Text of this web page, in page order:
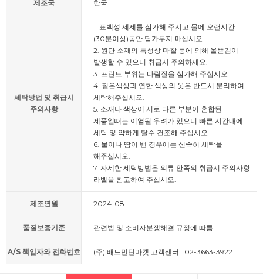
제조국 한국
세탁방법 및 취급시
주의사항
1. 표백성 세제를 삼가해 주시고 물에 오랜시간
(30분이상)동안 담가두지 마십시오.
2. 원단 소재의 특성상 마찰 등에 의해 올뜯김이
발생할 수 있으니 취급시 주의하세요.
3. 프린트 부위는 다림질을 삼가해 주십시오.
4. 짙은색상과 연한 색상의 옷은 반드시 분리하여
세탁해주십시오.
5. 소재나 색상이 서로 다른 부분이 혼합된
제품일때는 이염될 우려가 있으니 빠른 시간내에
세탁 및 약하게 탈수 건조해 주십시오.
6. 물이나 땀이 밴 경우에는 신속히 세탁을
해주십시오.
7. 자세한 세탁방법은 의류 안쪽의 취급시 주의사항
라벨을 참고하여 주십시오.
제조연월 2024-08
품질보증기준 관련법 및 소비자분쟁해결 규정에 따름
A/S 책임자와 전화번호 (주) 배드민턴마켓 고객센터 : 02-3663-3922